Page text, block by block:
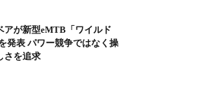
アが新型eMTB「ワイルド
発表 パワー競争ではなく操
さを追求